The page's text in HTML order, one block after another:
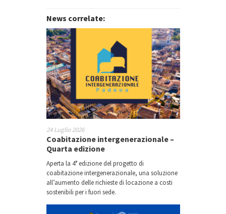
News correlate:
24 Luglio 2026
Coabitazione intergenerazionale –
Quarta edizione
Aperta la 4° edizione del progetto di
coabitazione intergenerazionale, una soluzione
all’aumento delle richieste di locazione a costi
sostenibili per i fuori sede.